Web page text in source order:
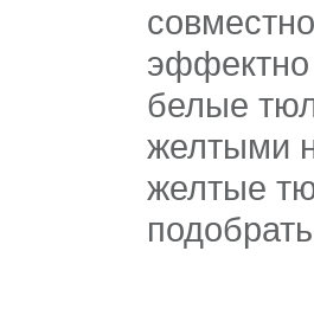
эффектно
белые
желтыми
желтые